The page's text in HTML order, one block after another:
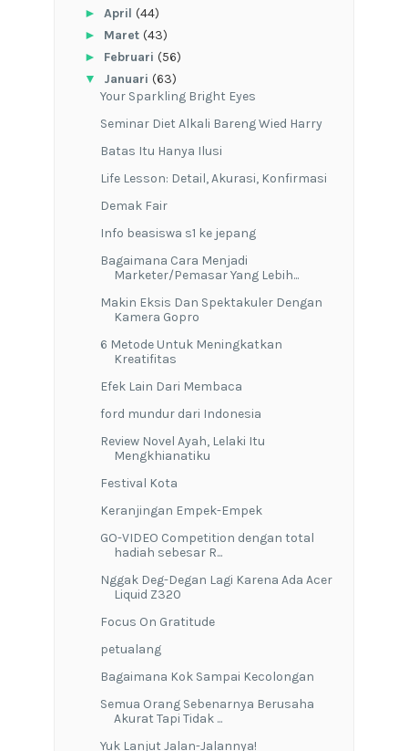
► April (44)
► Maret (43)
► Februari (56)
▼ Januari (63)
Your Sparkling Bright Eyes
Seminar Diet Alkali Bareng Wied Harry
Batas Itu Hanya Ilusi
Life Lesson: Detail, Akurasi, Konfirmasi
Demak Fair
Info beasiswa s1 ke jepang
Bagaimana Cara Menjadi
Marketer/Pemasar Yang Lebih...
Makin Eksis Dan Spektakuler Dengan
Kamera Gopro
6 Metode Untuk Meningkatkan
Kreatifitas
Efek Lain Dari Membaca
ford mundur dari Indonesia
Review Novel Ayah, Lelaki Itu
Mengkhianatiku
Festival Kota
Keranjingan Empek-Empek
GO-VIDEO Competition dengan total
hadiah sebesar R...
Nggak Deg-Degan Lagi Karena Ada Acer
Liquid Z320
Focus On Gratitude
petualang
Bagaimana Kok Sampai Kecolongan
Semua Orang Sebenarnya Berusaha
Akurat Tapi Tidak ...
Yuk Lanjut Jalan-Jalannya!